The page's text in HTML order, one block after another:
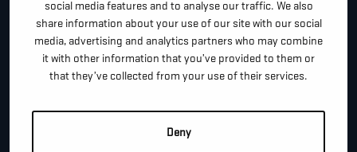
social media features and to analyse our traffic. We also
share information about your use of our site with our social
media, advertising and analytics partners who may combine
it with other information that you’ve provided to them or
that they’ve collected from your use of their services.
Deny
TELEFOON / MOBIEL *